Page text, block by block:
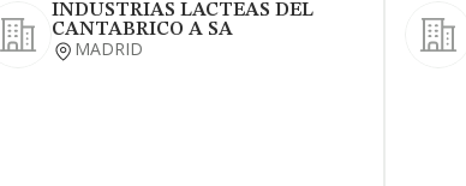
INDUSTRIAS LACTEAS DEL
CANTABRICO A SA
MADRID